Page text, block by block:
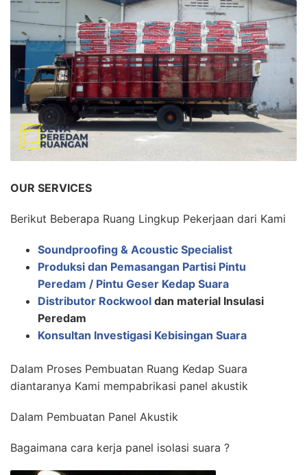
OUR SERVICES
Berikut Beberapa Ruang Lingkup Pekerjaan dari Kami
Soundproofing & Acoustic Specialist
Produksi dan Pemasangan Partisi Pintu
Peredam / Pintu Geser Kedap Suara
Distributor Rockwool dan material Insulasi
Peredam
Konsultan Investigasi Kebisingan Suara
Dalam Proses Pembuatan Ruang Kedap Suara
diantaranya Kami mempabrikasi panel akustik
Dalam Pembuatan Panel Akustik
Bagaimana cara kerja panel isolasi suara ?